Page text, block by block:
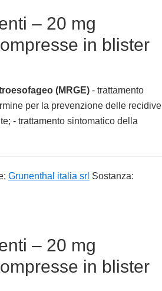
– 20 mg
in blister
(MRGE) - trattamento
per la prevenzione delle recidive
- trattamento sintomatico della
Grunenthal italia srl Sostanza:
– 20 mg
in blister